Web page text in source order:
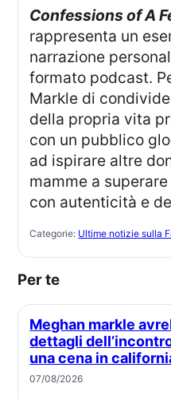
Confessions of A
rappresenta un
narrazione
formato podcast.
Markle di
della propria vita
con un pubblico
ad ispirare altre
mamme a
con autenticità e
Categorie: Ultime notizie sulla
Per te
Meghan markle avrebbe raccontato
dettagli
una cena in
07/08/2026